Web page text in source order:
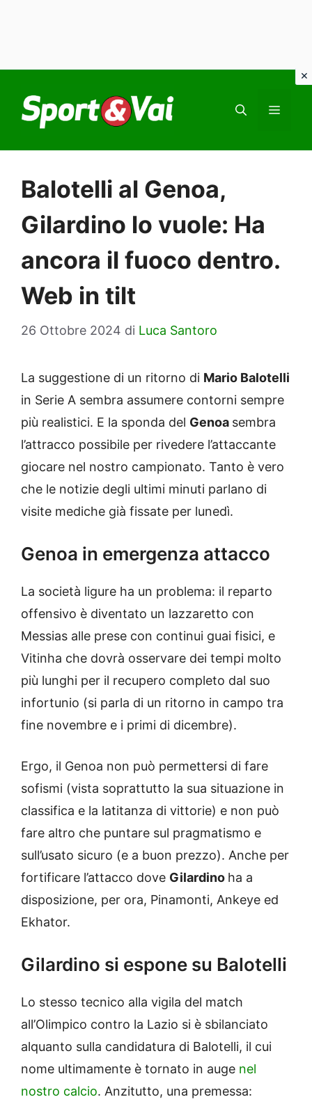
contenuto
Balotelli al Genoa,
Gilardino lo vuole: Ha
ancora il fuoco dentro.
Web in tilt
26 Ottobre 2024 di Luca Santoro
La suggestione di un ritorno di Mario Balotelli
in Serie A sembra assumere contorni sempre
più realistici. E la sponda del Genoa sembra
l’attracco possibile per rivedere l’attaccante
giocare nel nostro campionato. Tanto è vero
che le notizie degli ultimi minuti parlano di
visite mediche già fissate per lunedì.
Genoa in emergenza attacco
La società ligure ha un problema: il reparto
offensivo è diventato un lazzaretto con
Messias alle prese con continui guai fisici, e
Vitinha che dovrà osservare dei tempi molto
più lunghi per il recupero completo dal suo
infortunio (si parla di un ritorno in campo tra
fine novembre e i primi di dicembre).
Ergo, il Genoa non può permettersi di fare
sofismi (vista soprattutto la sua situazione in
classifica e la latitanza di vittorie) e non può
fare altro che puntare sul pragmatismo e
sull’usato sicuro (e a buon prezzo). Anche per
fortificare l’attacco dove Gilardino ha a
disposizione, per ora, Pinamonti, Ankeye ed
Ekhator.
Gilardino si espone su Balotelli
Lo stesso tecnico alla vigila del match
all’Olimpico contro la Lazio si è sbilanciato
alquanto sulla candidatura di Balotelli, il cui
nome ultimamente è tornato in auge nel
nostro calcio. Anzitutto, una premessa: